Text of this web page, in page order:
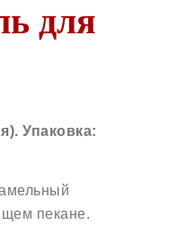
для
. Упаковка:
пекане.